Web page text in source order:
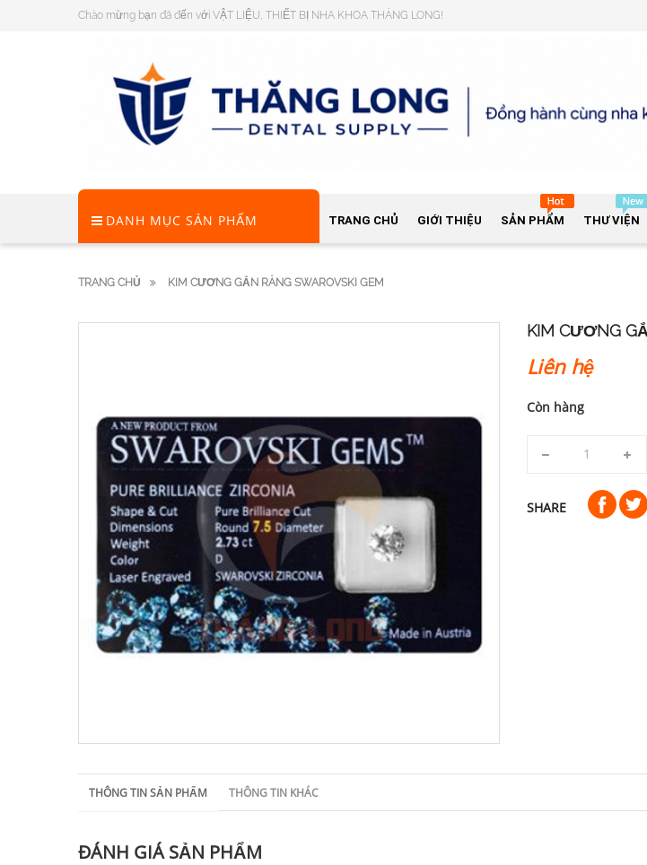
Chào mừng bạn đã đến với VẬT LIỆU, THIẾT BỊ NHA KHOA THĂNG LONG!
DANH MỤC SẢN PHẨM TRANG CHỦ GIỚI THIỆU SẢN PHẨM THƯ VIỆN
TRANG CHỦ KIM CƯƠNG GẮN RĂNG SWAROVSKI GEM
KIM CƯƠNG
Liên hệ
Còn hàng
SHARE
THÔNG TIN SẢN PHẨM THÔNG TIN KHÁC
ĐÁNH GIÁ SẢN PHẨM